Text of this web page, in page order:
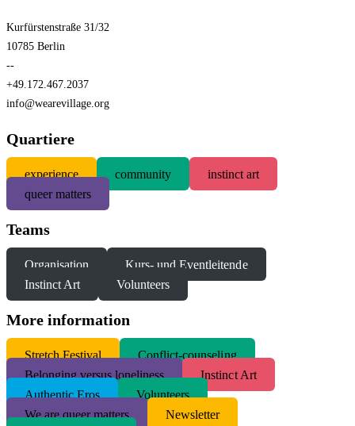
Kurfürstenstraße 31/32
10785 Berlin
--
+49.172.467.2037
info@wearevillage.org
Quartiere
experience community
instinct art
queer matters
Teams
Organisation
Kurs- und Eventleitende
Instinct Art
Volunteers
More information
Stretch Festival
Conflict-counseling
Belonging versus loneliness
Instinct Art
Authentic Eros
Volunteers
We are queer matters
Newsletter